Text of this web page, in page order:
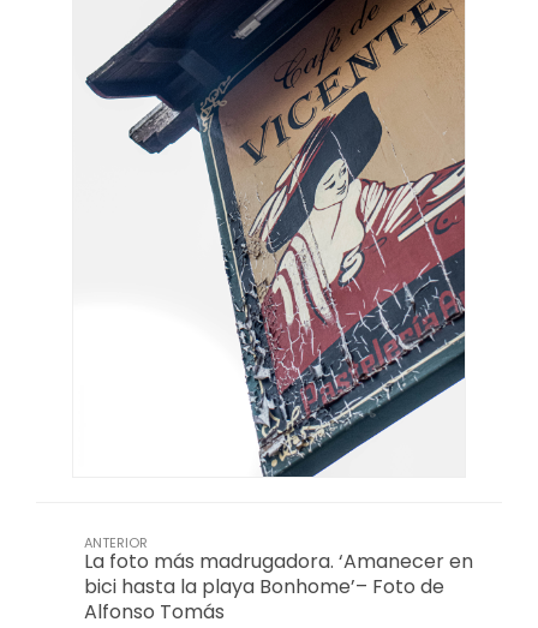
ANTERIOR
La foto más madrugadora. ‘Amanecer en
bici hasta la playa Bonhome’– Foto de
Alfonso Tomás